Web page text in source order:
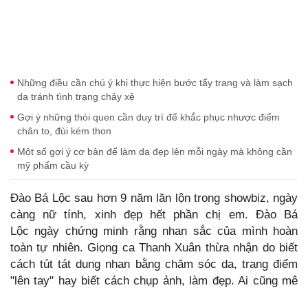
Những điều cần chú ý khi thực hiện bước tẩy trang và làm sạch
da tránh tình trạng chảy xệ
Gợi ý những thói quen cần duy trì để khắc phục nhược điểm
chân to, đùi kém thon
Một số gợi ý cơ bản để làm da đẹp lên mỗi ngày mà không cần
mỹ phẩm cầu kỳ
Đào Bá Lộc sau hơn 9 năm lăn lộn trong showbiz, ngày
càng nữ tính, xinh đẹp hết phần chị em. Đào Bá
Lộc ngày chứng minh rằng nhan sắc của mình hoàn
toàn tự nhiên. Giọng ca Thanh Xuân thừa nhận do biết
cách tút tát dung nhan bằng chăm sóc da, trang điểm
"lên tay" hay biết cách chụp ảnh, làm đẹp. Ai cũng mê